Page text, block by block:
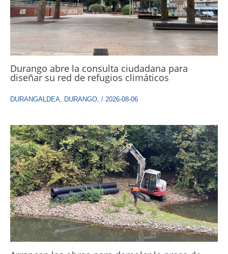
Durango abre la consulta ciudadana para
diseñar su red de refugios climáticos
DURANGALDEA DURANGO / 2026-08-06